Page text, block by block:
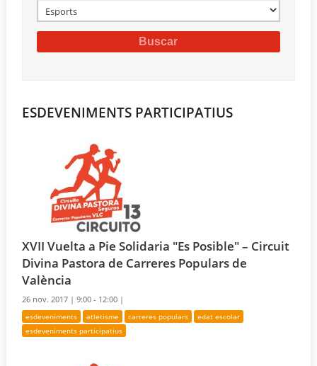
ESDEVENIMENTS PARTICIPATIUS
XVII Vuelta a Pie Solidaria "Es Posible" – Circuit
Divina Pastora de Carreres Populars de
València
26 nov. 2017 |9:00 - 12:00 |
esdeveniments atletisme carreres populars
edat escolar
esdeveniments participatius